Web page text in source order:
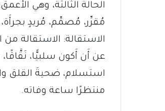
الحالة الثالثة، وهي
مُقرِّر، مُصمِّم، مُريدٍ
الاستقالة: الاستقالة من
عن أَن أَكون سلبيًّا،
استسلام، ضحيةَ القلق
منتظرًا ساعة وفاته.